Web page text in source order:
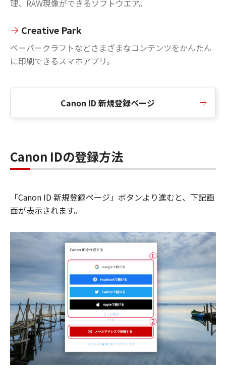
理、RAW現像ができるソフトウエア。
Creative Park
ペーパークラフトなどさまざまなコンテンツをかんたん
に印刷できるスマホアプリ。
Canon ID 新規登録ページ
Canon IDの登録方法
「Canon ID 新規登録ページ」ボタンより進むと、下記画
面が表示されます。